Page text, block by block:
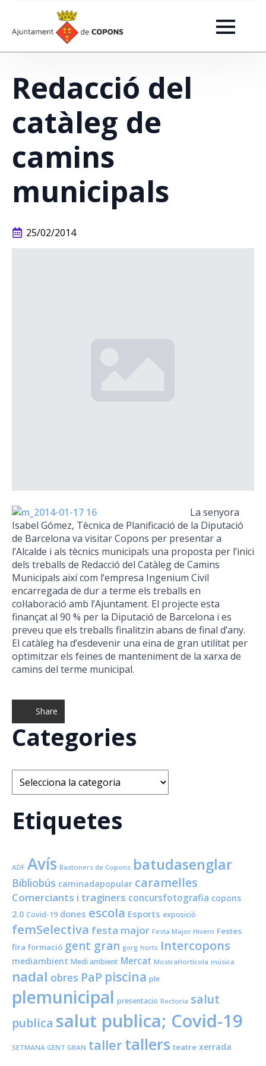
Redacció del
catàleg de
camins
municipals
25/02/2014
La senyora
Isabel Gómez, Tècnica de Planificació de la Diputació
de Barcelona va visitar Copons per presentar a
l’Alcalde i als tècnics municipals una proposta per l’inici
dels treballs de Redacció del Catàleg de Camins
Municipals així com l’empresa Ingenium Civil
encarregada de dur a terme els treballs en
col·laboració amb l’Ajuntament. El projecte esta
finançat al 90 % per la Diputació de Barcelona i es
preveu que els treballs finalitzin abans de final d’any.
El catàleg ha d’esdevenir una eina de gran utilitat per
optimitzar els feines de manteniment de la xarxa de
camins del terme municipal.
Share
Categories
Categories
Etiquetes
ADF Avís Bastoners de Copons batudasenglar
Bibliobús caminadapopular caramelles
Comerciants i traginers concursfotografia copons
2.0 Covid-19 dones escola Esports exposició
femSelectiva festa major Festa Major Hivern Festes
fira formació gent gran gorg horts Intercopons
mediambient Medi ambient Mercat MostraHortícola música
nadal obres PaP piscina ple
plemunicipal presentacio Rectoria salut
publica salut publica; Covid-19
SETMANA GENT GRAN taller tallers teatre xerrada